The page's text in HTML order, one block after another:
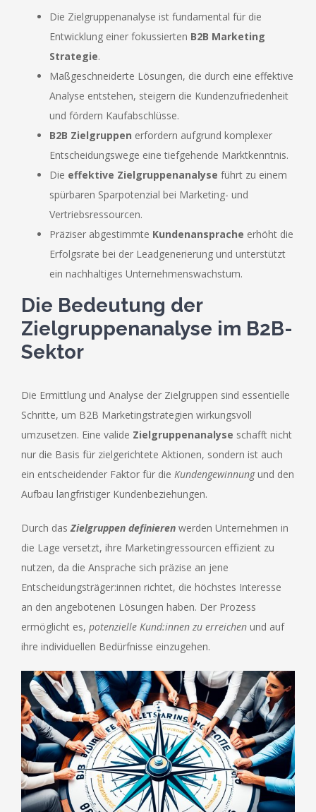
Die Zielgruppenanalyse ist fundamental für die
Entwicklung einer fokussierten B2B Marketing
Strategie.
Maßgeschneiderte Lösungen, die durch eine effektive
Analyse entstehen, steigern die Kundenzufriedenheit
und fördern Kaufabschlüsse.
B2B Zielgruppen erfordern aufgrund komplexer
Entscheidungswege eine tiefgehende Marktkenntnis.
Die effektive Zielgruppenanalyse führt zu einem
spürbaren Sparpotenzial bei Marketing- und
Vertriebsressourcen.
Präziser abgestimmte Kundenansprache erhöht die
Erfolgsrate bei der Leadgenerierung und unterstützt
ein nachhaltiges Unternehmenswachstum.
Die Bedeutung der
Zielgruppenanalyse im B2B-
Sektor
Die Ermittlung und Analyse der Zielgruppen sind essentielle
Schritte, um B2B Marketingstrategien wirkungsvoll
umzusetzen. Eine valide Zielgruppenanalyse schafft nicht
nur die Basis für zielgerichtete Aktionen, sondern ist auch
ein entscheidender Faktor für die Kundengewinnungund den
Aufbau langfristiger Kundenbeziehungen.
Durch dasZielgruppen definieren werden Unternehmen in
die Lage versetzt, ihre Marketingressourcen effizient zu
nutzen, da die Ansprache sich präzise an jene
Entscheidungsträger:innen richtet, die höchstes Interesse
an den angebotenen Lösungen haben. Der Prozess
ermöglicht es, potenzielle Kund:innen zu erreichen und auf
ihre individuellen Bedürfnisse einzugehen.